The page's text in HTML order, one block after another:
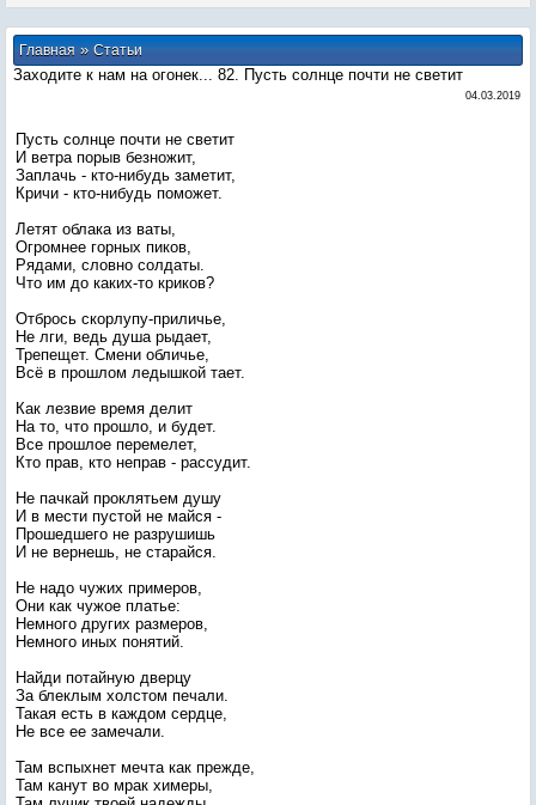
Главная»Статьи
Заходите к нам на огонек... 82. Пусть солнце почти не светит
04.03.2019
Пусть солнце почти не светит
И ветра порыв безножит,
Заплачь - кто-нибудь заметит,
Кричи - кто-нибудь поможет.
Летят облака из ваты,
Огромнее горных пиков,
Рядами, словно солдаты.
Что им до каких-то криков?
Отбрось скорлупу-приличье,
Не лги, ведь душа рыдает,
Трепещет. Смени обличье,
Всё в прошлом ледышкой тает.
Как лезвие время делит
На то, что прошло, и будет.
Все прошлое перемелет,
Кто прав, кто неправ - рассудит.
Не пачкай проклятьем душу
И в мести пустой не майся -
Прошедшего не разрушишь
И не вернешь, не старайся.
Не надо чужих примеров,
Они как чужое платье:
Немного других размеров,
Немного иных понятий.
Найди потайную дверцу
За блеклым холстом печали.
Такая есть в каждом сердце,
Не все ее замечали.
Там вспыхнет мечта как прежде,
Там канут во мрак химеры,